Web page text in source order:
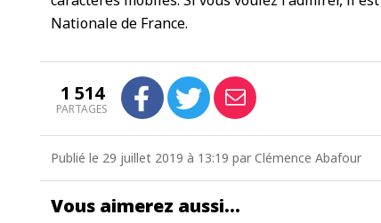
Nationale de France.
1 514
PARTAGES
Publié le 29 juillet 2019 à 13:19 par Clémence Abafour
Vous aimerez aussi…